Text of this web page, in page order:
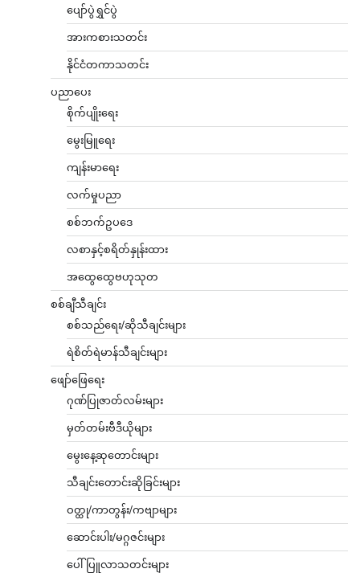
ပျော်ပွဲရွှင်ပွဲ
အားကစားသတင်း
နိုင်ငံတကာသတင်း
ပညာပေး
စိုက်ပျိုးရေး
မွေးမြူရေး
ကျန်းမာရေး
လက်မှုပညာ
စစ်ဘက်ဥပဒေ
လစာနှင့်စရိတ်နှုန်းထား
အထွေထွေဗဟုသုတ
စစ်ချီသီချင်း
စစ်သည်ရေး/ဆိုသီချင်းများ
ရဲစိတ်ရဲမာန်သီချင်းများ
ဖျော်ဖြေရေး
ဂုဏ်ပြုဇာတ်လမ်းများ
မှတ်တမ်းဗီဒီယိုများ
မွေးနေ့ဆုတောင်းများ
သီချင်းတောင်းဆိုခြင်းများ
ဝတ္ထု/ကာတွန်း/ကဗျာများ
ဆောင်းပါး/မဂ္ဂဇင်းများ
ပေါ်ပြူလာသတင်းများ